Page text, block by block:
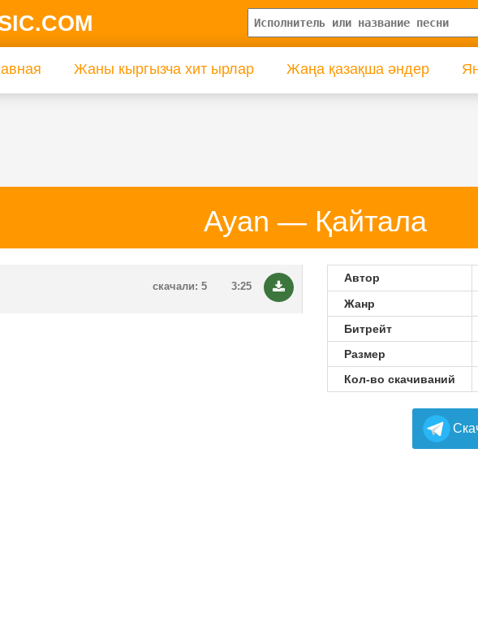
Жаны кыргызча хит ырлар Жаңа қазақша әндер
Ayan — Қайтала
3:25
скачали: 5
Автор
Жанр
Битрейт
Размер
Кол-во скачиваний